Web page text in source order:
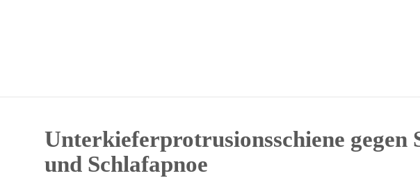
Unterkieferprotrusionsschiene gegen
und Schlafapnoe